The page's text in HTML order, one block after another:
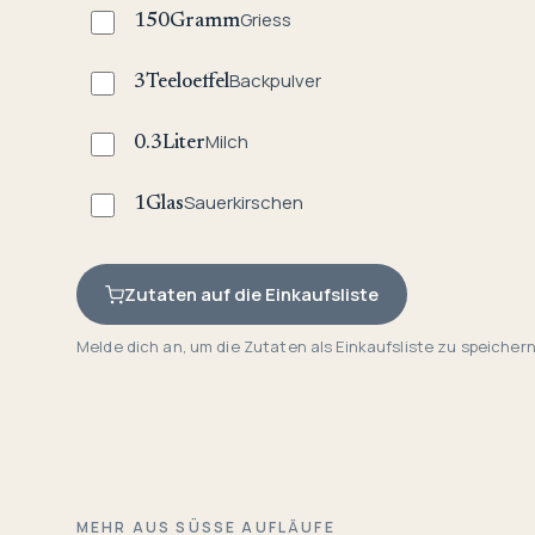
150GrammGriess
3TeeloeffelBackpulver
0.3LiterMilch
1GlasSauerkirschen
Zutaten auf die Einkaufsliste
Melde dich an, um die Zutaten als Einkaufsliste zu
MEHR AUS SÜSSE AUFLÄUFE